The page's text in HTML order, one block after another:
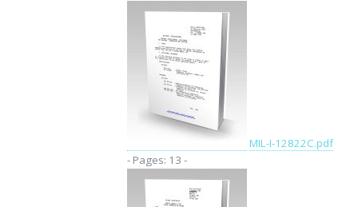
MIL-I-12822C.pdf
- Pages: 13 -